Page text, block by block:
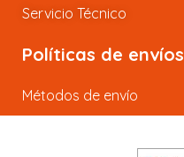
Servicio Técnico
Políticas de envíos
Métodos de envío